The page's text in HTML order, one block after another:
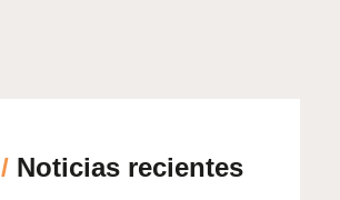
/Noticias recientes